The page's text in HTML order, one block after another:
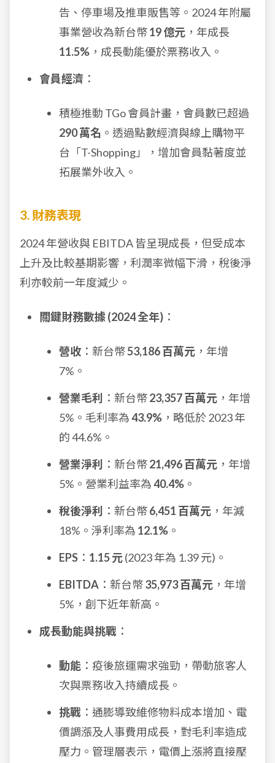
告、停車場及推車販售等。2024 年附屬
事業營收為新台幣19 億元 ，年成長
11.5% ，成長動能優於票務收入。
會員經濟 ：
積極推動 TGo 會員計畫，會員數已超過
290 萬名 。透過點數經濟與線上購物平
台「T-Shopping」，增加會員黏著度並
拓展業外收入。
3. 財務表現
2024 年營收與 EBITDA 皆呈現成長，但受成本
上升及比較基期影響，利潤率微幅下滑，稅後淨
利亦較前一年度減少。
關鍵財務數據 (2024 全年) ：
營收 ：新台幣53,186 百萬元 ，年增
7%。
營業毛利
：新台幣23,357 百萬元 ，年增
5%。毛利率為43.9% ，略低於 2023 年
的 44.6%。
營業淨利
：新台幣21,496 百萬元 ，年增
5%。營業利益率為40.4% 。
稅後淨利
：新台幣6,451 百萬元 ，年減
18%。淨利率為 12.1% 。
EPS ： 1.15 元(2023 年為 1.39 元)。
EBITDA ：新台幣35,973 百萬元 ，年增
5%，創下近年新高。
成長動能與挑戰 ：
動能 ：疫後旅運需求強勁，帶動旅客人
次與票務收入持續成長。
挑戰 ：通膨導致維修物料成本增加、電
價調漲及人事費用成長，對毛利率造成
壓力。管理層表示，電價上漲將直接壓